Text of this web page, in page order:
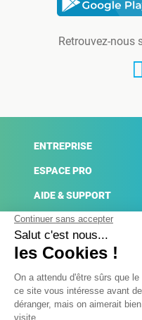
Retrouvez-nous
ENTREPRISE
ESPACE PRO
AIDE & SUPPORT
ACTUALITÉS